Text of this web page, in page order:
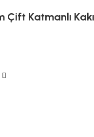
Çift Katmanlı